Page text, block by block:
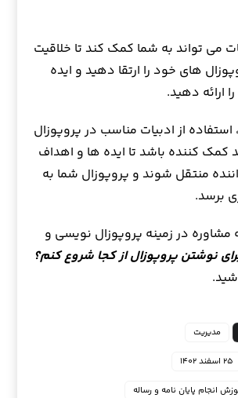
می تواند به شما کمک کند تا خلاقیت
های خود را ارتقا دهید و ایده
ارائه دهید.
استفاده از ادبیات مناسب در پروپوزال
کمک کننده باشد تا ایده ها و اهداف
منتقل شوند و پروپوزال شما به
برسد.
مشاوره در زمینه پروپوزال نویسی و
نوشتن پروپوزال از کجا شروع کنم؟
مدیریت
۲۵ اسفند ۱۴۰۲
انجام پایان نامه و رساله